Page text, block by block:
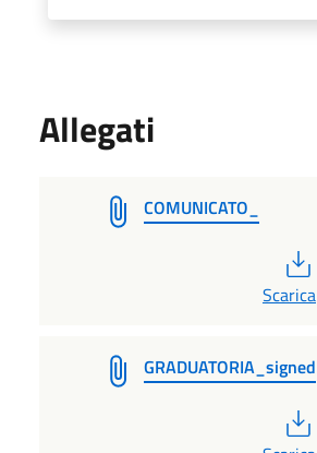
Allegati
COMUNICATO_
Scarica
GRADUATORIA_signed